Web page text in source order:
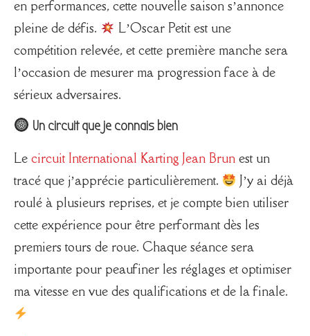
en performances, cette nouvelle saison s’annonce
pleine de défis.
L’Oscar Petit est une
compétition relevée, et cette première manche sera
l’occasion de mesurer ma progression face à de
sérieux adversaires.
Un circuit que je connais bien
Le circuit International Karting Jean Brun est un
tracé que j’apprécie particulièrement.
J’y ai déjà
roulé à plusieurs reprises, et je compte bien utiliser
cette expérience pour être performant dès les
premiers tours de roue. Chaque séance sera
importante pour peaufiner les réglages et optimiser
ma vitesse en vue des qualifications et de la finale.